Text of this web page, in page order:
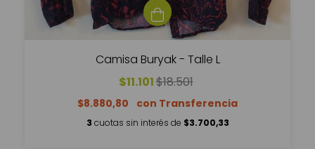
Camisa Buryak - Talle L
$11.101$18.501
$8.880,80
3 cuotas sin interés de $3.700,33